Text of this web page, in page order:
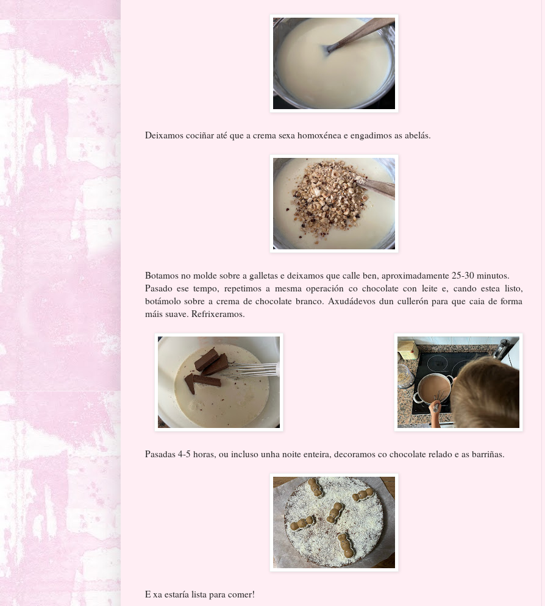
Deixamos cociñar até que a crema sexa homoxénea e engadimos as abelás.
Botamos no molde sobre a galletas e deixamos que calle ben, aproximadamente 25-30 minutos.
Pasado ese tempo, repetimos a mesma operación co chocolate con leite e, cando estea listo,
botámolo sobre a crema de chocolate branco. Axudádevos dun cullerón para que caia de forma
máis suave. Refrixeramos.
Pasadas 4-5 horas, ou incluso unha noite enteira, decoramos co chocolate relado e as barriñas.
E xa estaría lista para comer!